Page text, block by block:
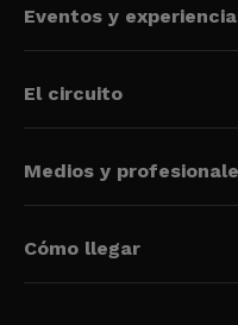
Eventos y
El circuito
Medios y
Cómo llegar